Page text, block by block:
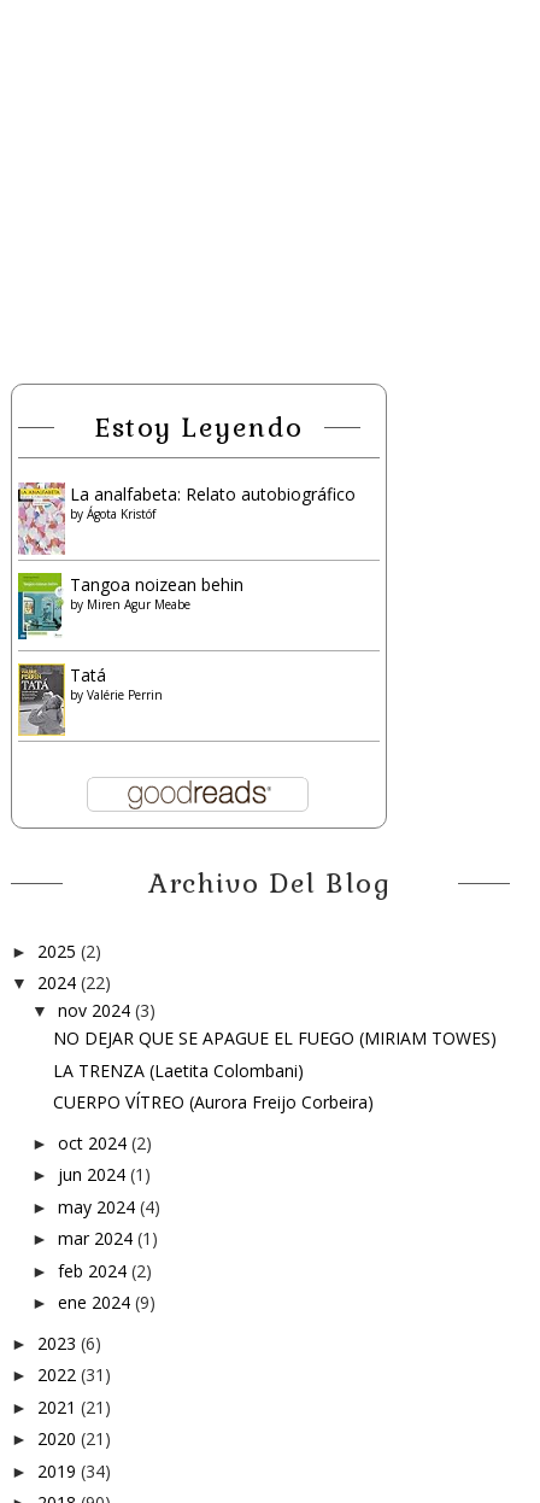
Estoy Leyendo
La analfabeta: Relato autobiográfico
by Ágota Kristóf
Tangoa noizean behin
by Miren Agur Meabe
Tatá
by Valérie Perrin
Archivo Del Blog
► 2025 (2)
▼ 2024 (22)
▼ nov 2024 (3)
NO DEJAR QUE SE APAGUE EL FUEGO (MIRIAM TOWES)
LA TRENZA (Laetita Colombani)
CUERPO VÍTREO (Aurora Freijo Corbeira)
► oct 2024 (2)
► jun 2024 (1)
► may 2024 (4)
► mar 2024 (1)
► feb 2024 (2)
► ene 2024 (9)
► 2023 (6)
► 2022 (31)
► 2021 (21)
► 2020 (21)
► 2019 (34)